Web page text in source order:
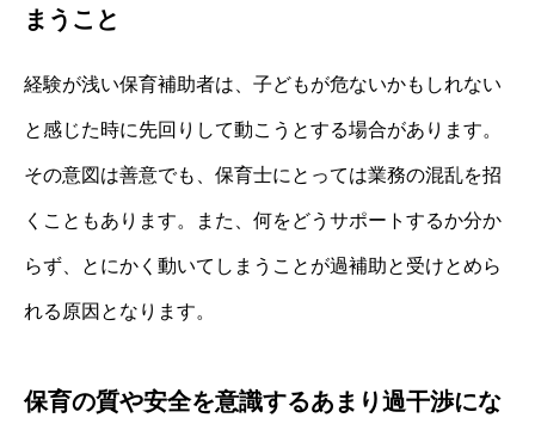
まうこと
経験が浅い保育補助者は、子どもが危ないかもしれない
と感じた時に先回りして動こうとする場合があります。
その意図は善意でも、保育士にとっては業務の混乱を招
くこともあります。また、何をどうサポートするか分か
らず、とにかく動いてしまうことが過補助と受けとめら
れる原因となります。
保育の質や安全を意識するあまり過干渉にな